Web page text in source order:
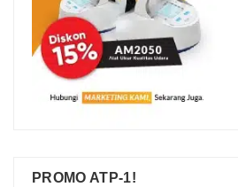
PROMO ATP-1!